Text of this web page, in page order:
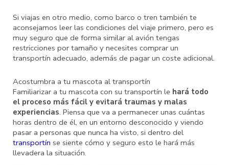
Si viajas en otro medio, como barco o tren también te
aconsejamos leer las condiciones del viaje primero, pero es
muy seguro que de forma similar al avión tengas
restricciones por tamaño y necesites comprar un
transportín adecuado, además de pagar un coste adicional.
Acostumbra a tu mascota al transportín
Familiarizar a tu mascota con su transportín le hará todo
el proceso más fácil y evitará traumas y malas
experiencias. Piensa que va a permanecer unas cuántas
horas dentro de él, en un entorno desconocido y viendo
pasar a personas que nunca ha visto, si dentro del
transportín se siente cómo y seguro esto le hará más
llevadera la situación.